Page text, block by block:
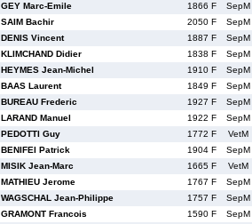
GEY Marc-Emile 1866 F
SepM
SAIM Bachir 2050 F
SepM
DENIS Vincent 1887 F
SepM
KLIMCHAND Didier 1838 F
SepM
HEYMES Jean-Michel 1910 F
SepM
BAAS Laurent 1849 F
SepM
BUREAU Frederic 1927 F
SepM
LARAND Manuel 1922 F
SepM
PEDOTTI Guy 1772 F
VetM
BENIFEI Patrick 1904 F
SepM
MISIK Jean-Marc 1665 F
VetM
MATHIEU Jerome 1767 F
SepM
WAGSCHAL Jean-Philippe 1757 F
SepM
GRAMONT Francois 1590 F
SepM